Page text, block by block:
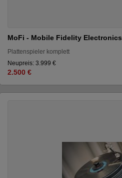
MoFi - Mobile Fidelity Electronics
Plattenspieler komplett
Neupreis: 3.999 €
2.500 €